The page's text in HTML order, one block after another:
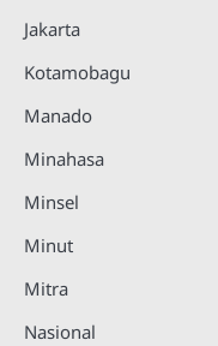
Jakarta
Kotamobagu
Manado
Minahasa
Minsel
Minut
Mitra
Nasional